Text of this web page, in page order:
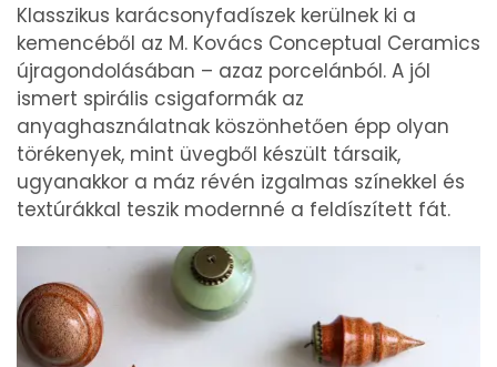
Klasszikus karácsonyfadíszek kerülnek ki a
kemencéből az M. Kovács Conceptual Ceramics
újragondolásában – azaz porcelánból. A jól
ismert spirális csigaformák az
anyaghasználatnak köszönhetően épp olyan
törékenyek, mint üvegből készült társaik,
ugyanakkor a máz révén izgalmas színekkel és
textúrákkal teszik modernné a feldíszített fát.